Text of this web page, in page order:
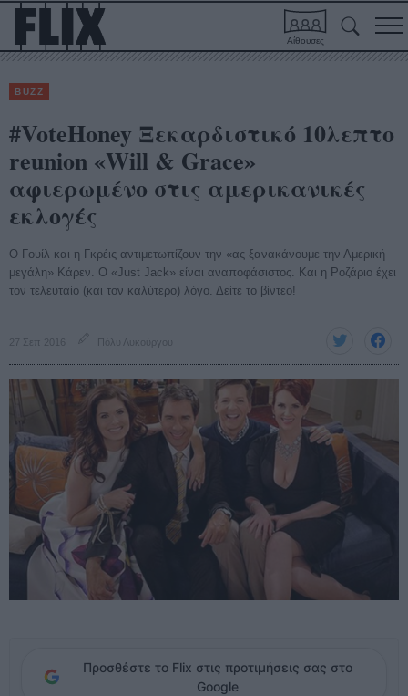
Αίθουσες
BUZZ
#VoteHoney Ξεκαρδιστικό 10λεπτο
reunion «Will & Grace»
αφιερωμένο στις αμερικανικές
εκλογές
Ο Γουίλ και η Γκρέις αντιμετωπίζουν την «ας ξανακάνουμε την Αμερική
μεγάλη» Κάρεν. Ο «Just Jack» είναι αναποφάσιστος. Και η Ροζάριο έχει
τον τελευταίο (και τον καλύτερο) λόγο. Δείτε το βίντεο!
27 Σεπ 2016 Πόλυ Λυκούργου
Προσθέστε το Flix στις προτιμήσεις σας στο
Google